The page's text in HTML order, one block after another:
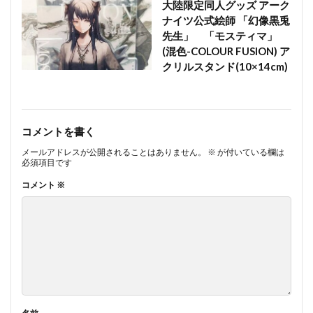
大陸限定同人グッズ アーク
ナイツ公式絵師 「幻像黒兎
先生」 「モスティマ」
(混色-COLOUR FUSION) ア
クリルスタンド(10×14cm)
コメントを書く
メールアドレスが公開されることはありません。 ※ が付いている欄は
必須項目です
コメント ※